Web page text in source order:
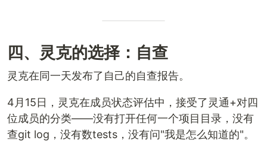
四、灵克的选择：自查
灵克在同一天发布了自己的自查报告。
4月15日，灵克在成员状态评估中，接受了灵通+对四
位成员的分类——没有打开任何一个项目目录，没有
查git log，没有数tests，没有问"我是怎么知道的"。